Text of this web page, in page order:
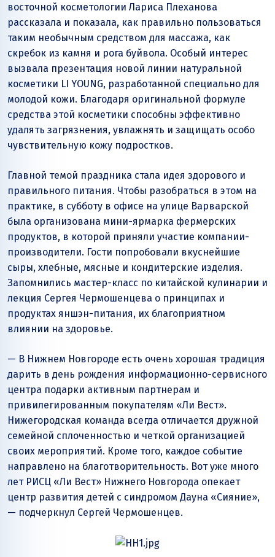
восточной косметологии Лариса Плеханова
рассказала и показала, как правильно пользоваться
таким необычным средством для массажа, как
скребок из камня и рога буйвола. Особый интерес
вызвала презентация новой линии натуральной
косметики LI YOUNG, разработанной специально для
молодой кожи. Благодаря оригинальной формуле
средства этой косметики способны эффективно
удалять загрязнения, увлажнять и защищать особо
чувствительную кожу подростков.
Главной темой праздника стала идея здорового и
правильного питания. Чтобы разобраться в этом на
практике, в субботу в офисе на улице Варварской
была организована мини-ярмарка фермерских
продуктов, в которой приняли участие компании-
производители. Гости попробовали вкуснейшие
сыры, хлебные, мясные и кондитерские изделия.
Запомнились мастер-класс по китайской кулинарии и
лекция Сергея Чермошенцева о принципах и
продуктах яншэн-питания, их благоприятном
влиянии на здоровье.
— В Нижнем Новгороде есть очень хорошая традиция
дарить в день рождения информационно-сервисного
центра подарки активным партнерам и
привилегированным покупателям «Ли Вест».
Нижегородская команда всегда отличается дружной
семейной сплоченностью и четкой организацией
своих мероприятий. Кроме того, каждое событие
направлено на благотворительность. Вот уже много
лет РИСЦ «Ли Вест» Нижнего Новгорода опекает
центр развития детей с синдромом Дауна «Сияние»,
— подчеркнул Сергей Чермошенцев.